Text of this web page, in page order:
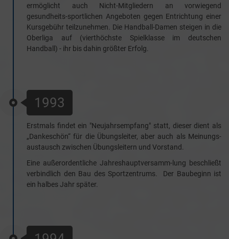
ermöglicht auch Nicht-Mitgliedern an vorwiegend
gesundheits-sportlichen Angeboten gegen Entrichtung einer
Kursgebühr teilzunehmen. Die Handball-Damen steigen in die
Oberliga auf (vierthöchste Spielklasse im deutschen
Handball) - ihr bis dahin größter Erfolg.
1993
Erstmals findet ein "Neujahrsempfang" statt, dieser dient als
„Dankeschön“ für die Übungsleiter, aber auch als Meinungs-
austausch zwischen Übungsleitern und Vorstand.
Eine außerordentliche Jahreshauptversamm-lung beschließt
verbindlich den Bau des Sportzentrums. Der Baubeginn ist
ein halbes Jahr später.